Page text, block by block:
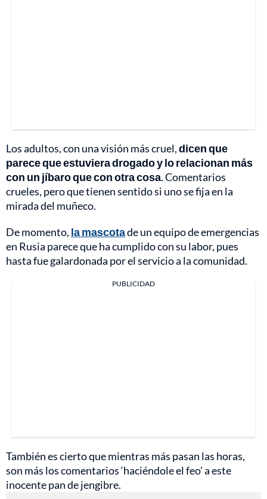
Los adultos, con una visión más cruel,dicen que
parece que estuviera drogado y lo relacionan más
con un jíbaro que con otra cosa. Comentarios
crueles, pero que tienen sentido si uno se fija en la
mirada del muñeco.
De momento, la mascotade un equipo de emergencias
en Rusia parece que ha cumplido con su labor, pues
hasta fue galardonada por el servicio a la comunidad.
PUBLICIDAD
También es cierto que mientras más pasan las horas,
son más los comentarios ‘haciéndole el feo' a este
inocente pan de jengibre.